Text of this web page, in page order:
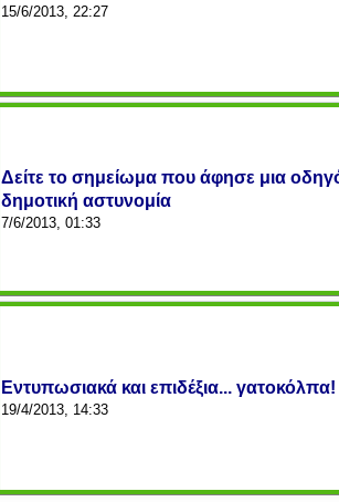
15/6/2013, 22:27
Δείτε το σημείωμα που άφησε μια
δημοτική αστυνομία
7/6/2013, 01:33
Εντυπωσιακά και επιδέξια... γατοκόλπα!
19/4/2013, 14:33